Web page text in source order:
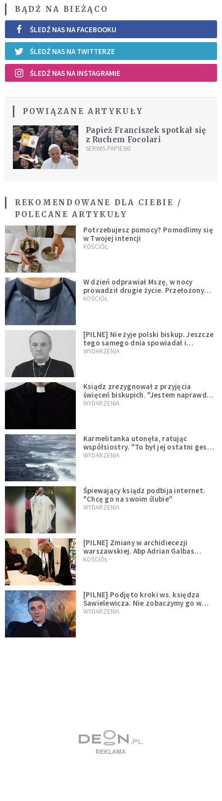
BĄDŹ NA BIEŻĄCO
ŚLEDŹ NAS NA FACEBOOKU
ŚLEDŹ NAS NA TWITTERZE
ŚLEDŹ NAS NA INSTAGRAMIE
POWIĄZANE ARTYKUŁY
Papież Franciszek spotkał się
z Ruchem Focolari
SERWIS PAPIESKI
REKOMENDOWANE DLA CIEBIE /
POLECANE ARTYKUŁY
Potrzebujesz pomocy? Pomodlimy się
w Twojej intencji
KOŚCIÓŁ
W dzień odprawiał Mszę, w nocy
prowadził drugie życie. Przełożony
kazał mu opuścić zakon
KOŚCIÓŁ
[PILNE] Nie żyje polski biskup. Jeszcze
tego samego dnia spowiadał i
sprawował Mszę świętą
WYDARZENIA
Ksiądz zrezygnował z przyjęcia
święceń biskupich. "Jestem naprawdę
niegodny"
WYDARZENIA
Karmelitanka utonęła, ratując
współsiostry. "To był jej ostatni gest
miłości"
WYDARZENIA
Śpiewający ksiądz podbija internet.
"Chcę go na swoim ślubie"
WYDARZENIA
[PILNE] Zmiany w archidiecezji
warszawskiej. Abp Adrian Galbas
wręczył dekrety nowym proboszczom
KOŚCIÓŁ
[PILNE] Podjęto kroki ws. księdza
Sawielewicza. Nie zobaczymy go w
mediach
WYDARZENIA